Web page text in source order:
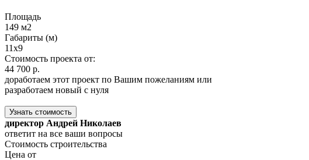
Площадь
149 м2
Габариты (м)
11x9
Стоимость проекта от:
44 700 р.
доработаем этот проект по Вашим пожеланиям или
разработаем новый с нуля
Узнать стоимость
директор Андрей Николаев
ответит на все ваши вопросы
Стоимость строительства
Цена от